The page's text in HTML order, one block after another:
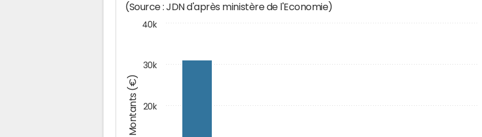
Montants (€)
(Source : JDN d'après ministère de l'Economie)
20k
30k
40k